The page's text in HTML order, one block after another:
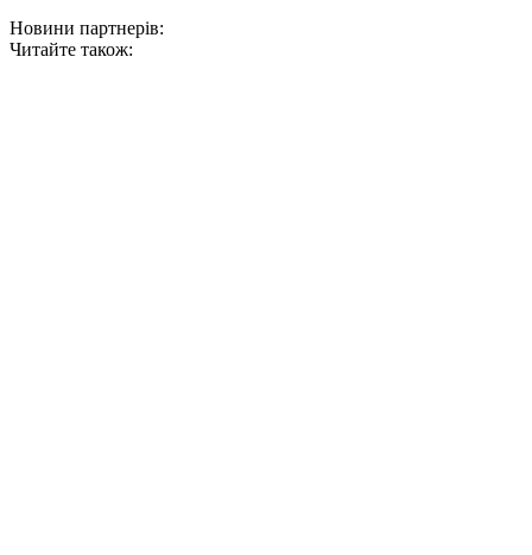
Новини партнерів:
Читайте також: